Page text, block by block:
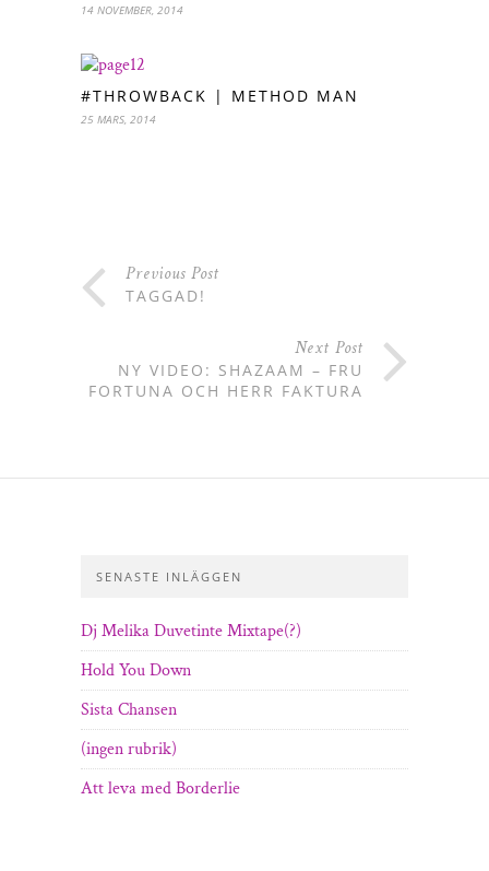
14 NOVEMBER, 2014
#THROWBACK | METHOD MAN
25 MARS, 2014
Previous Post
TAGGAD!
Next Post
NY VIDEO: SHAZAAM – FRU
FORTUNA OCH HERR FAKTURA
SENASTE INLÄGGEN
Dj Melika Duvetinte Mixtape(?)
Hold You Down
Sista Chansen
(ingen rubrik)
Att leva med Borderlie